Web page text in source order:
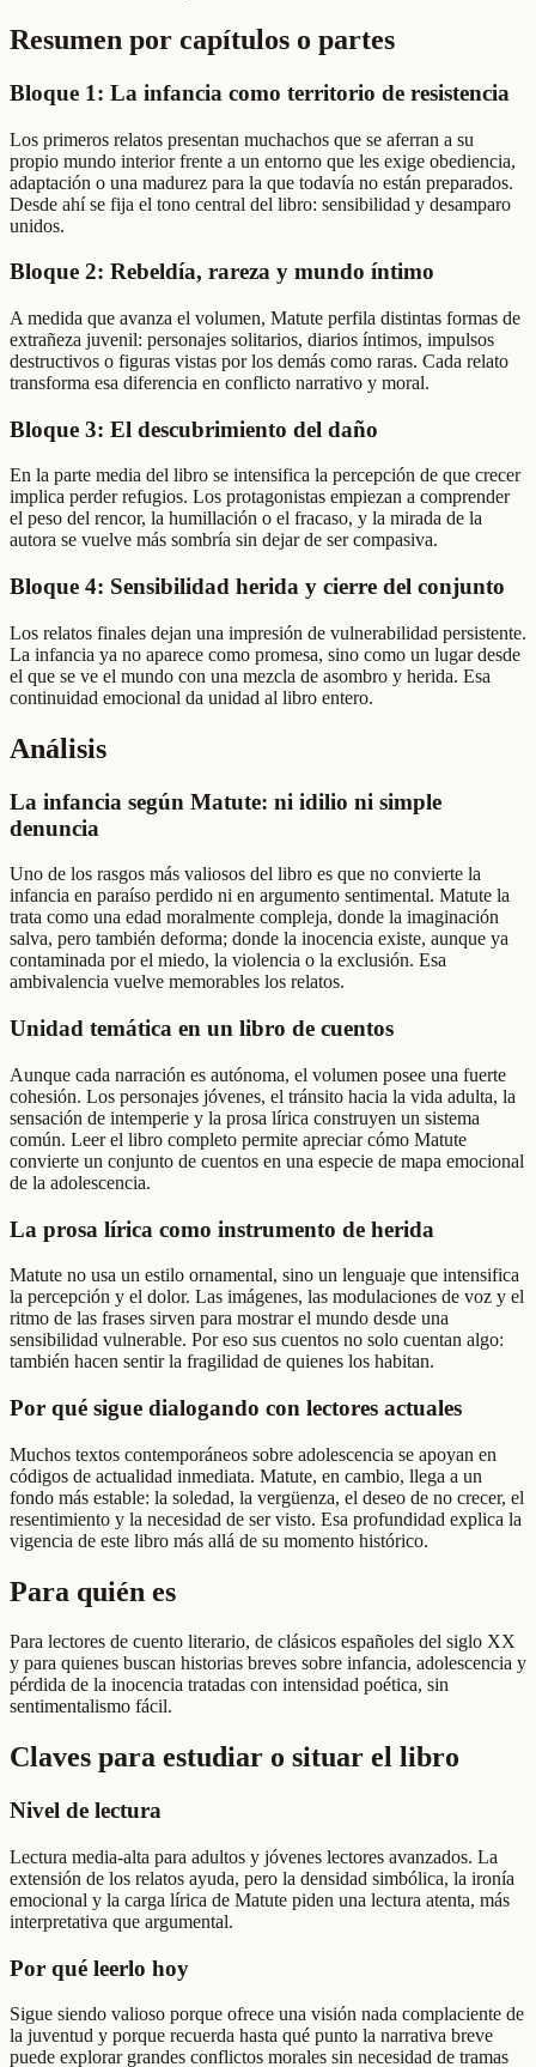
Resumen por capítulos o partes
Bloque 1: La infancia como territorio de resistencia
Los primeros relatos presentan muchachos que se aferran a su
propio mundo interior frente a un entorno que les exige obediencia,
adaptación o una madurez para la que todavía no están preparados.
Desde ahí se fija el tono central del libro: sensibilidad y desamparo
unidos.
Bloque 2: Rebeldía, rareza y mundo íntimo
A medida que avanza el volumen, Matute perfila distintas formas de
extrañeza juvenil: personajes solitarios, diarios íntimos, impulsos
destructivos o figuras vistas por los demás como raras. Cada relato
transforma esa diferencia en conflicto narrativo y moral.
Bloque 3: El descubrimiento del daño
En la parte media del libro se intensifica la percepción de que crecer
implica perder refugios. Los protagonistas empiezan a comprender
el peso del rencor, la humillación o el fracaso, y la mirada de la
autora se vuelve más sombría sin dejar de ser compasiva.
Bloque 4: Sensibilidad herida y cierre del conjunto
Los relatos finales dejan una impresión de vulnerabilidad persistente.
La infancia ya no aparece como promesa, sino como un lugar desde
el que se ve el mundo con una mezcla de asombro y herida. Esa
continuidad emocional da unidad al libro entero.
Análisis
La infancia según Matute: ni idilio ni simple
denuncia
Uno de los rasgos más valiosos del libro es que no convierte la
infancia en paraíso perdido ni en argumento sentimental. Matute la
trata como una edad moralmente compleja, donde la imaginación
salva, pero también deforma; donde la inocencia existe, aunque ya
contaminada por el miedo, la violencia o la exclusión. Esa
ambivalencia vuelve memorables los relatos.
Unidad temática en un libro de cuentos
Aunque cada narración es autónoma, el volumen posee una fuerte
cohesión. Los personajes jóvenes, el tránsito hacia la vida adulta, la
sensación de intemperie y la prosa lírica construyen un sistema
común. Leer el libro completo permite apreciar cómo Matute
convierte un conjunto de cuentos en una especie de mapa emocional
de la adolescencia.
La prosa lírica como instrumento de herida
Matute no usa un estilo ornamental, sino un lenguaje que intensifica
la percepción y el dolor. Las imágenes, las modulaciones de voz y el
ritmo de las frases sirven para mostrar el mundo desde una
sensibilidad vulnerable. Por eso sus cuentos no solo cuentan algo:
también hacen sentir la fragilidad de quienes los habitan.
Por qué sigue dialogando con lectores actuales
Muchos textos contemporáneos sobre adolescencia se apoyan en
códigos de actualidad inmediata. Matute, en cambio, llega a un
fondo más estable: la soledad, la vergüenza, el deseo de no crecer, el
resentimiento y la necesidad de ser visto. Esa profundidad explica la
vigencia de este libro más allá de su momento histórico.
Para quién es
Para lectores de cuento literario, de clásicos españoles del siglo XX
y para quienes buscan historias breves sobre infancia, adolescencia y
pérdida de la inocencia tratadas con intensidad poética, sin
sentimentalismo fácil.
Claves para estudiar o situar el libro
Nivel de lectura
Lectura media-alta para adultos y jóvenes lectores avanzados. La
extensión de los relatos ayuda, pero la densidad simbólica, la ironía
emocional y la carga lírica de Matute piden una lectura atenta, más
interpretativa que argumental.
Por qué leerlo hoy
Sigue siendo valioso porque ofrece una visión nada complaciente de
la juventud y porque recuerda hasta qué punto la narrativa breve
puede explorar grandes conflictos morales sin necesidad de tramas